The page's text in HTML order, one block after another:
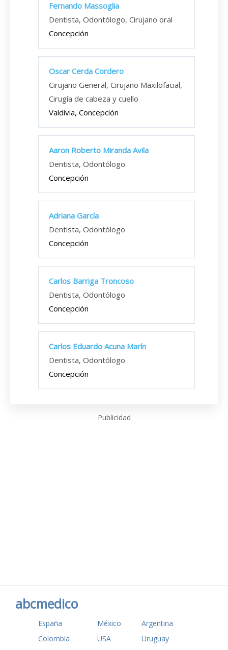
Fernando Massoglia
Dentista, Odontólogo, Cirujano oral
Concepción
Oscar Cerda Cordero
Cirujano General, Cirujano Maxilofacial,
Cirugía de cabeza y cuello
Valdivia, Concepción
Aaron Roberto Miranda Avila
Dentista, Odontólogo
Concepción
Adriana García
Dentista, Odontólogo
Concepción
Carlos Barriga Troncoso
Dentista, Odontólogo
Concepción
Carlos Eduardo Acuna Marín
Dentista, Odontólogo
Concepción
Publicidad
abcmedico
España México
Argentina
Colombia
USA
Uruguay